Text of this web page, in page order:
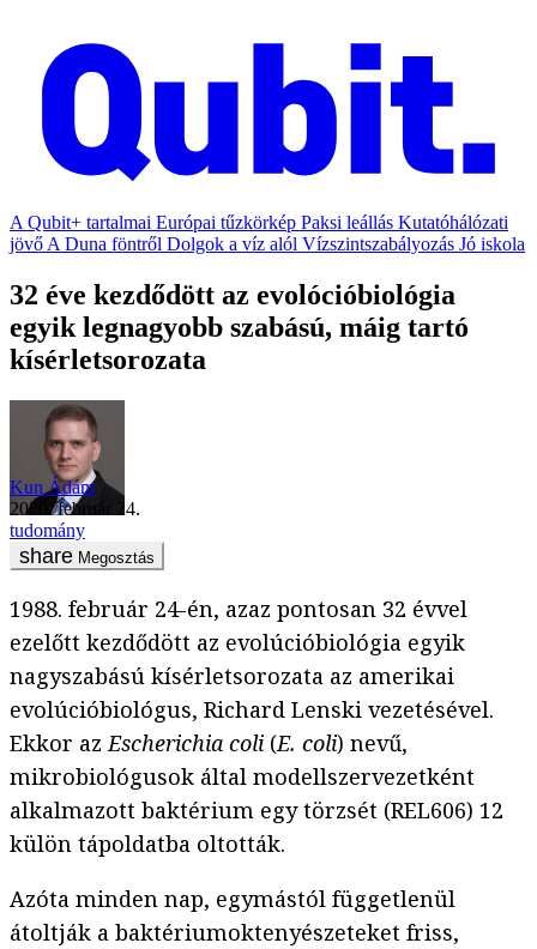
A Qubit+ tartalmai Európai tűzkörkép Paksi leállás Kutatóhálózati
jövő A Duna föntről Dolgok a víz alól Vízszintszabályozás Jó iskola
32 éve kezdődött az evolócióbiológia
egyik legnagyobb szabású, máig tartó
kísérletsorozata
Kun Ádám
2020. február 24.
tudomány
Megosztás
1988. február 24-én, azaz pontosan 32 évvel
ezelőtt kezdődött az evolúcióbiológia egyik
nagyszabású kísérletsorozata az amerikai
evolúcióbiológus, Richard Lenski vezetésével.
Ekkor azEscherichia coli (E. coli) nevű,
mikrobiológusok által modellszervezetként
alkalmazott baktérium egy törzsét (REL606) 12
külön tápoldatba oltották.
Azóta minden nap, egymástól függetlenül
átoltják a baktériumoktenyészeteket friss,